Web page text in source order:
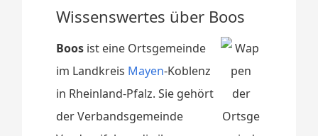
Wissenswertes über Boos
Boos ist eine Ortsgemeinde
im Landkreis Mayen-Koblenz
in Rheinland-Pfalz. Sie gehört
der Verbandsgemeinde